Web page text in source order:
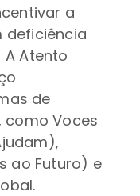
a
deficiência
Atento
de
Voces
ao Futuro) e